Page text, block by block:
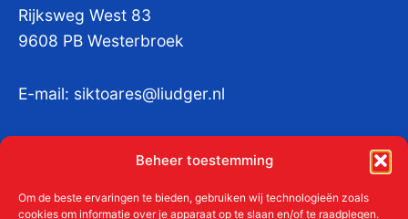
Beheer toestemming
Om de beste ervaringen te bieden, gebruiken wij technologieën zoals
cookies om informatie over je apparaat op te slaan en/of te raadplegen.
Rijksweg West 83
9608 PB Westerbroek
E-mail: siktoares@liudger.nl
KvKnr:41011712